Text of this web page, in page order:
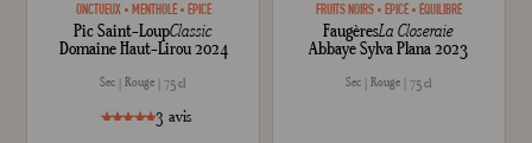
ONCTUEUX MENTHOLÉ ÉPICÉ
Pic Saint-LoupClassic
Domaine Haut-Lirou 2024
Sec Rouge 75 cl
3 avis
FRUITS NOIRS ÉPICÉ ÉQUILIBRÉ
FaugèresLa Closeraie
Abbaye Sylva Plana 2023
Sec Rouge 75 cl